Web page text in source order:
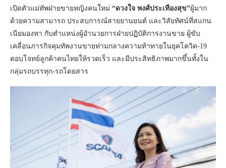
เปิดตัวแม่ทัพฝ่ายขายหญิงคนใหม่ “ดวงใจ พงศ์ประเทืองสุข”ผู้มาก
ด้วยความสามารถ ประสบการณ์สายยานยนต์ และวิสัยทัศน์ที่สแกน
เนียมองหา กับตำแหน่งผู้อำนวยการฝ่ายปฏิบัติการงานขาย ผู้ขับ
เคลื่อนภารกิจคุมทัพงานขายท่ามกลางความท้าทายในยุคโควิด-19
ตอบโจทย์ลูกค้าคนไทยให้รวดเร็ว และมีประสิทธิภาพมากขึ้นทั้งใน
กลุ่มรถบรรทุก-รถโดยสาร